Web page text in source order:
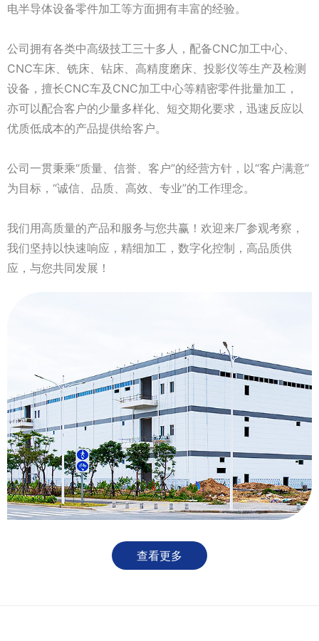
电半导体设备零件加工等方面拥有丰富的经验。
公司拥有各类中高级技工三十多人，配备CNC加工中心、
CNC车床、铣床、钻床、高精度磨床、投影仪等生产及检测
设备，擅长CNC车及CNC加工中心等精密零件批量加工，
亦可以配合客户的少量多样化、短交期化要求，迅速反应以
优质低成本的产品提供给客户。
公司一贯秉乘“质量、信誉、客户”的经营方针，以“客户满意”
为目标，“诚信、品质、高效、专业”的工作理念。
我们用高质量的产品和服务与您共赢！欢迎来厂参观考察，
我们坚持以快速响应，精细加工，数字化控制，高品质供
应，与您共同发展！
查看更多